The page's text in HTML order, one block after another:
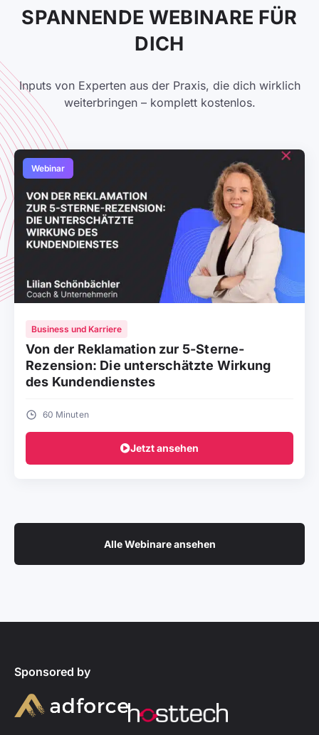
SPANNENDE WEBINARE FÜR
DICH
Inputs von Experten aus der Praxis, die dich wirklich
weiterbringen – komplett kostenlos.
Webinar
Business und Karriere
Von der Reklamation zur 5-Sterne-
Rezension: Die unterschätzte Wirkung
des Kundendienstes
60 Minuten
Jetzt ansehen
Alle Webinare ansehen
Sponsored by